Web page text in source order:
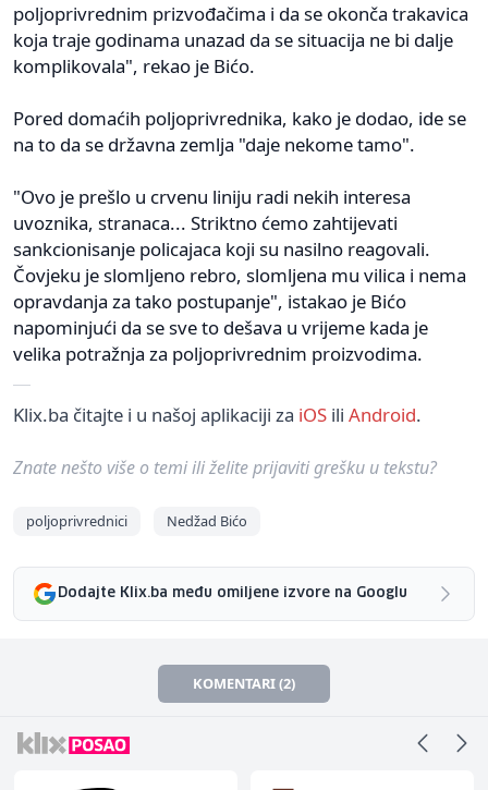
poljoprivrednim prizvođačima i da se okonča trakavica
koja traje godinama unazad da se situacija ne bi dalje
komplikovala", rekao je Bićo.
Pored domaćih poljoprivrednika, kako je dodao, ide se
na to da se državna zemlja "daje nekome tamo".
"Ovo je prešlo u crvenu liniju radi nekih interesa
uvoznika, stranaca... Striktno ćemo zahtijevati
sankcionisanje policajaca koji su nasilno reagovali.
Čovjeku je slomljeno rebro, slomljena mu vilica i nema
opravdanja za tako postupanje", istakao je Bićo
napominjući da se sve to dešava u vrijeme kada je
velika potražnja za poljoprivrednim proizvodima.
Klix.ba čitajte i u našoj aplikaciji za iOS ili Android.
Znate nešto više o temi ili želite prijaviti grešku u tekstu?
poljoprivrednici Nedžad Bićo
Dodajte Klix.ba među omiljene izvore na Googlu
KOMENTARI (2)